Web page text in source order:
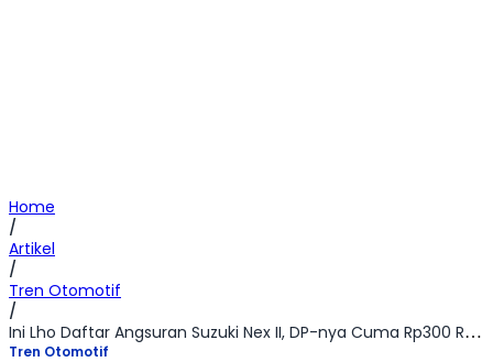
Home
/
Artikel
/
Tren Otomotif
/
Ini Lho Daftar Angsuran Suzuki Nex II, DP-nya Cuma Rp300 Ribuan
Tren Otomotif